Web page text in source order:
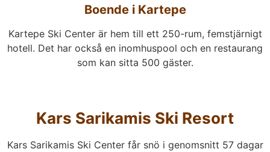
Boende i Kartepe
Kartepe Ski Center är hem till ett 250-rum, femstjärnigt
hotell. Det har också en inomhuspool och en restaurang
som kan sitta 500 gäster.
Kars Sarikamis Ski Resort
Kars Sarikamis Ski Center får snö i genomsnitt 57 dagar